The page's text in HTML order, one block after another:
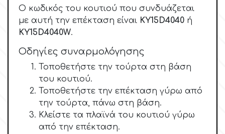
Γενέθλια
Γυναίκες & Κορίτσια
Απόκριες-Halloween
Διακοπές
Χριστούγεννα-Πρωτοχρονιά
EdableArt
FMM
FPC Sugarcraft
Ο κωδικός του κουτιού που συνδυάζεται
με αυτή την επέκταση είναι KY15D4040 ή
KY15D4040W.
Οδηγίες συναρμολόγησης
Τοποθετήστε την τούρτα στη βάση
του κουτιού.
Τοποθετήστε την επέκταση γύρω από
την τούρτα, πάνω στη βάση.
Κλείστε τα πλαϊνά του κουτιού γύρω
από την επέκταση.